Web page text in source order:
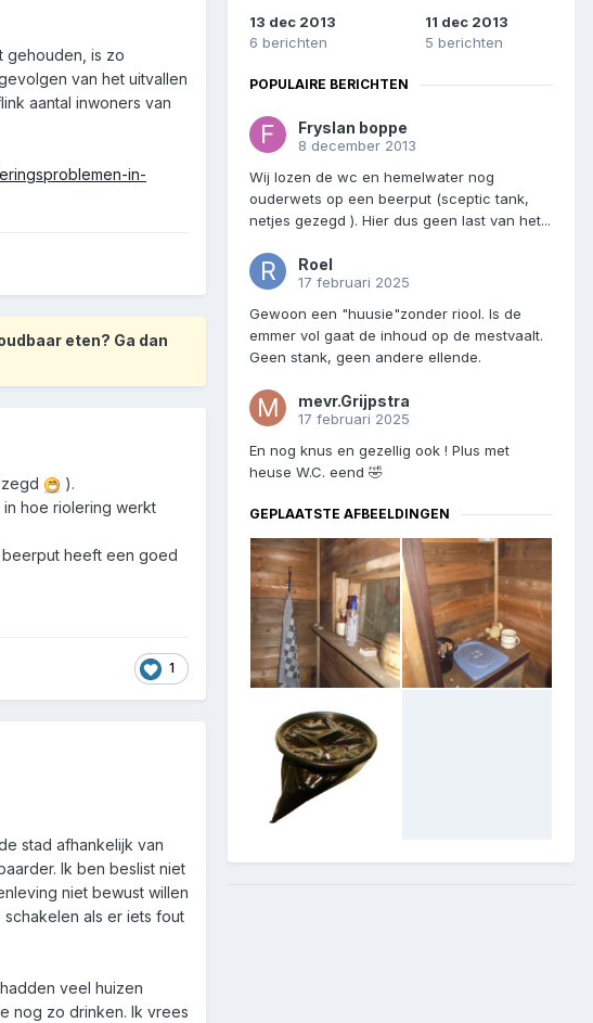
gehouden, is zo
van het uitvallen
aantal inwoners van
in-
eten? Ga dan
).
hoe riolering werkt
heeft een goed
1
stad afhankelijk van
Ik ben beslist niet
niet bewust willen
als er iets fout
veel huizen
nog zo drinken. Ik vrees
13 dec 2013
6 berichten
11 dec 2013
5 berichten
POPULAIRE BERICHTEN
Fryslan boppe
8 december 2013
Wij lozen de wc en hemelwater nog
ouderwets op een beerput (sceptic tank,
netjes gezegd ). Hier dus geen last van het...
Roel
17 februari 2025
Gewoon een "huusie"zonder riool. Is de
emmer vol gaat de inhoud op de mestvaalt.
Geen stank, geen andere ellende.
mevr.Grijpstra
17 februari 2025
En nog knus en gezellig ook ! Plus met
heuse W.C. eend 🤣
GEPLAATSTE AFBEELDINGEN